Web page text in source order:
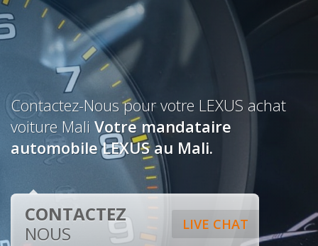
Contactez-Nous pour votre LEXUS achat
voiture Mali Votre mandataire
automobile LEXUS au Mali.
LIVE CHAT
CONTACTEZ
NOUS